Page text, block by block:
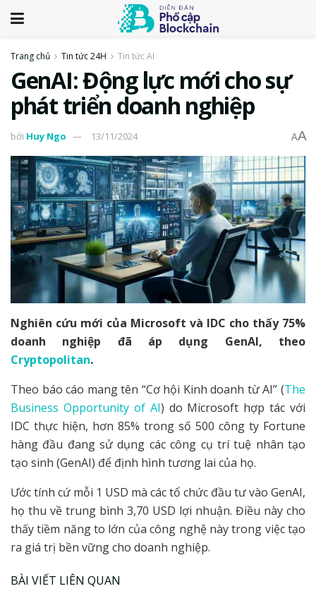
Trang chủ Tin tức 24H Tin tức AI
GenAI: Động lực mới cho sự
phát triển doanh nghiệp
bởi Huy Ngo 13/11/2024 AA
Nghiên cứu mới của Microsoft và IDC cho thấy 75%
doanh nghiệp đã áp dụng GenAI, theo
Cryptopolitan.
Theo báo cáo mang tên “Cơ hội Kinh doanh từ AI” (The
Business Opportunity of AI) do Microsoft hợp tác với
IDC thực hiện, hơn 85% trong số 500 công ty Fortune
hàng đầu đang sử dụng các công cụ trí tuệ nhân tạo
tạo sinh (GenAI) để định hình tương lai của họ.
Ước tính cứ mỗi 1 USD mà các tổ chức đầu tư vào GenAI,
họ thu về trung bình 3,70 USD lợi nhuận. Điều này cho
thấy tiềm năng to lớn của công nghệ này trong việc tạo
ra giá trị bền vững cho doanh nghiệp.
BÀI VIẾT LIÊN QUAN